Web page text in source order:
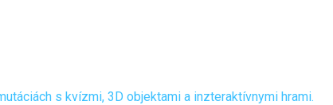
s kvízmi, 3D objektami a inzteraktívnymi hrami.